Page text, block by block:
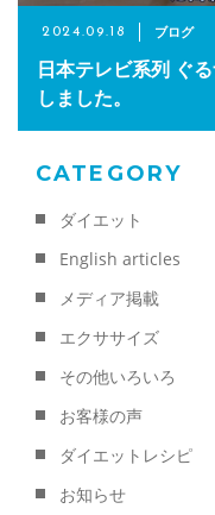
2024.09.18 ブログ
日本テレビ系列 ぐ
しました。
CATEGORY
ダイエット
English articles
メディア掲載
エクササイズ
その他いろいろ
お客様の声
ダイエットレシピ
お知らせ